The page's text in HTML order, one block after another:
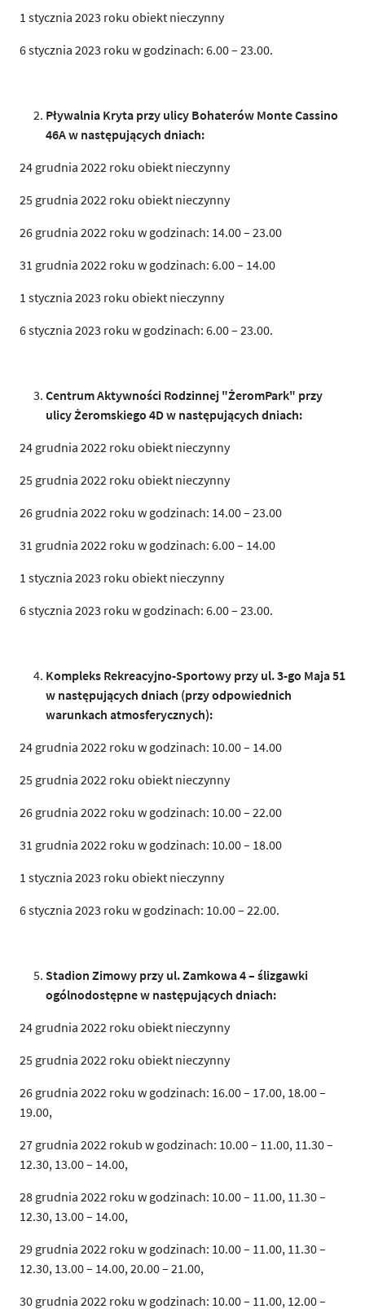
1 stycznia 2023 roku obiekt nieczynny
6 stycznia 2023 roku w godzinach: 6.00 – 23.00.
Pływalnia Kryta przy ulicy Bohaterów Monte Cassino
46A w następujących dniach:
24 grudnia 2022 roku obiekt nieczynny
25 grudnia 2022 roku obiekt nieczynny
26 grudnia 2022 roku w godzinach: 14.00 – 23.00
31 grudnia 2022 roku w godzinach: 6.00 – 14.00
1 stycznia 2023 roku obiekt nieczynny
6 stycznia 2023 roku w godzinach: 6.00 – 23.00.
Centrum Aktywności Rodzinnej "ŻeromPark" przy
ulicy Żeromskiego 4D w następujących dniach:
24 grudnia 2022 roku obiekt nieczynny
25 grudnia 2022 roku obiekt nieczynny
26 grudnia 2022 roku w godzinach: 14.00 – 23.00
31 grudnia 2022 roku w godzinach: 6.00 – 14.00
1 stycznia 2023 roku obiekt nieczynny
6 stycznia 2023 roku w godzinach: 6.00 – 23.00.
Kompleks Rekreacyjno-Sportowy przy ul. 3-go Maja 51
w następujących dniach (przy odpowiednich
warunkach atmosferycznych):
24 grudnia 2022 roku w godzinach: 10.00 – 14.00
25 grudnia 2022 roku obiekt nieczynny
26 grudnia 2022 roku w godzinach: 10.00 – 22.00
31 grudnia 2022 roku w godzinach: 10.00 – 18.00
1 stycznia 2023 roku obiekt nieczynny
6 stycznia 2023 roku w godzinach: 10.00 – 22.00.
Stadion Zimowy przy ul. Zamkowa 4 – ślizgawki
ogólnodostępne w następujących dniach:
24 grudnia 2022 roku obiekt nieczynny
25 grudnia 2022 roku obiekt nieczynny
26 grudnia 2022 roku w godzinach: 16.00 – 17.00, 18.00 –
19.00,
27 grudnia 2022 rokub w godzinach: 10.00 – 11.00, 11.30 –
12.30, 13.00 – 14.00,
28 grudnia 2022 roku w godzinach: 10.00 – 11.00, 11.30 –
12.30, 13.00 – 14.00,
29 grudnia 2022 roku w godzinach: 10.00 – 11.00, 11.30 –
12.30, 13.00 – 14.00, 20.00 – 21.00,
30 grudnia 2022 roku w godzinach: 10.00 – 11.00, 12.00 –